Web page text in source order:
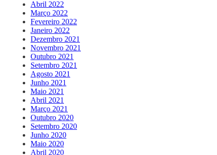
Abril 2022
Março 2022
Fevereiro 2022
Janeiro 2022
Dezembro 2021
Novembro 2021
Outubro 2021
Setembro 2021
Agosto 2021
Junho 2021
Maio 2021
Abril 2021
Março 2021
Outubro 2020
Setembro 2020
Junho 2020
Maio 2020
Abril 2020